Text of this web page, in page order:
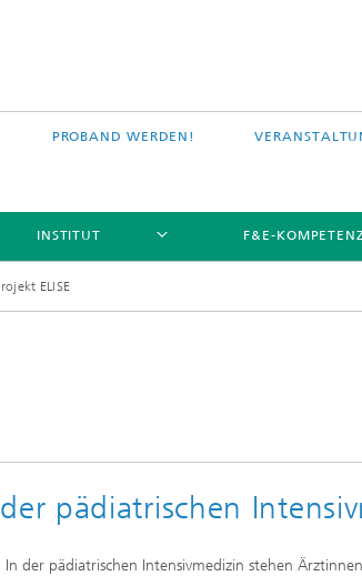
PROBAND WERDEN!
INSTITUT F&E-
ELISE
pädiatrischen
In der pädiatrischen Intensivmedizin stehen